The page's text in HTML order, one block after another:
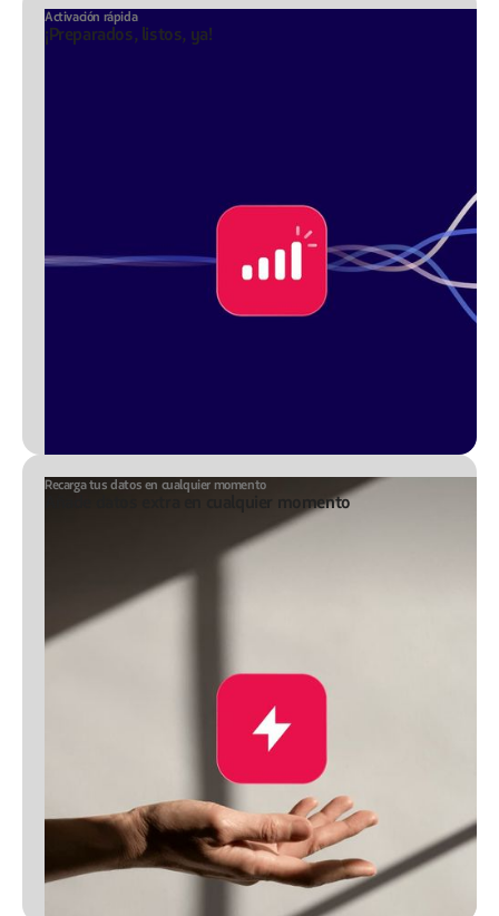
Activación rápida
¡Preparados, listos, ya!
Recarga tus datos en cualquier momento
Añade datos extra en cualquier momento